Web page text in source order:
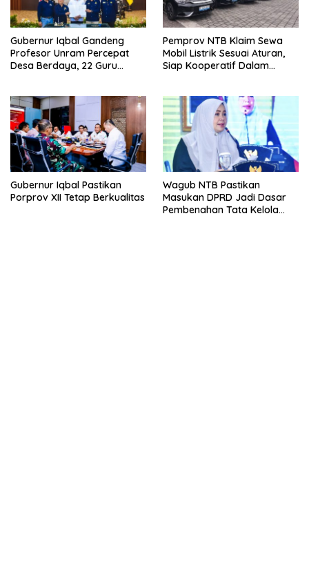
Gubernur Iqbal Gandeng
Profesor Unram Percepat
Desa Berdaya, 22 Guru
Pemprov NTB Klaim Sewa
Mobil Listrik Sesuai Aturan,
Siap Kooperatif Dalam
Gubernur Iqbal Pastikan
Porprov XII Tetap Berkualitas
Wagub NTB Pastikan
Masukan DPRD Jadi Dasar
Pembenahan Tata Kelola